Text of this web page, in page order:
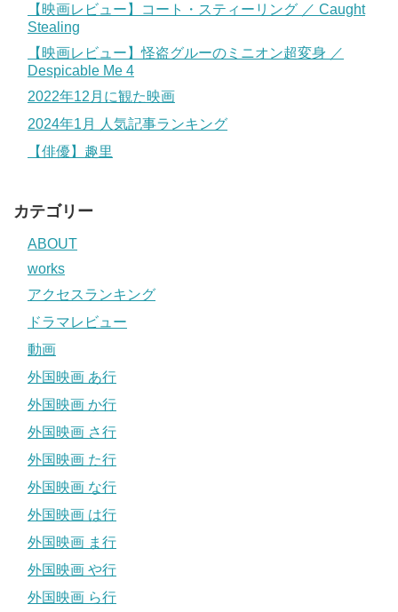
【映画レビュー】コート・スティーリング ／ Caught
Stealing
【映画レビュー】怪盗グルーのミニオン超変身 ／
Despicable Me 4
2022年12月に観た映画
2024年1月 人気記事ランキング
【俳優】趣里
カテゴリー
ABOUT
works
アクセスランキング
ドラマレビュー
動画
外国映画 あ行
外国映画 か行
外国映画 さ行
外国映画 た行
外国映画 な行
外国映画 は行
外国映画 ま行
外国映画 や行
外国映画 ら行